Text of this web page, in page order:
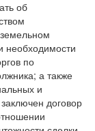
об
необходимости
по
а также
и
договор